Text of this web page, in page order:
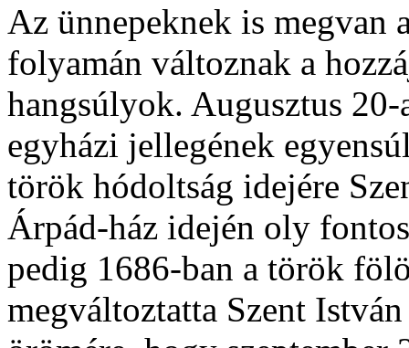
Az ünnepeknek is megvan
folyamán változnak a
hangsúlyok. Augusztus 20-
egyházi jellegének
török hódoltság idejére
Árpád-ház idején oly
pedig 1686-ban a török
megváltoztatta Szent